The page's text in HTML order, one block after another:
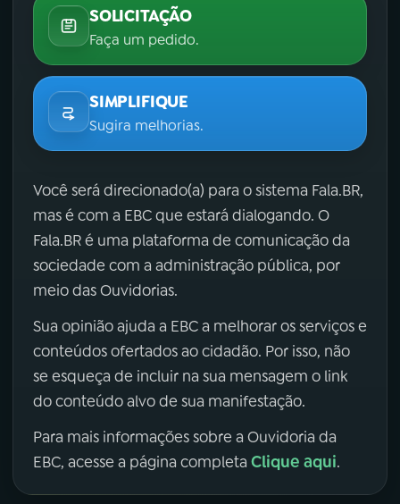
SOLICITAÇÃO
Faça um pedido.
SIMPLIFIQUE
Sugira melhorias.
Você será direcionado(a) para o sistema Fala.BR,
mas é com a EBC que estará dialogando. O
Fala.BR é uma plataforma de comunicação da
sociedade com a administração pública, por
meio das Ouvidorias.
Sua opinião ajuda a EBC a melhorar os serviços e
conteúdos ofertados ao cidadão. Por isso, não
se esqueça de incluir na sua mensagem o link
do conteúdo alvo de sua manifestação.
Para mais informações sobre a Ouvidoria da
EBC, acesse a página completa Clique aqui.